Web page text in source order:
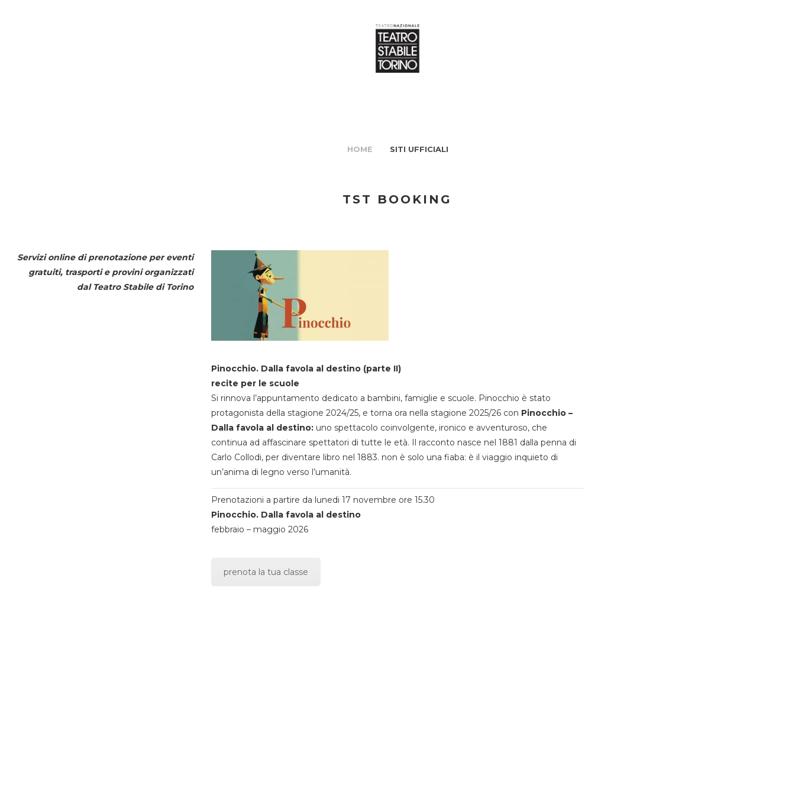
HOME SITI UFFICIALI
TST BOOKING
Servizi online di prenotazione per eventi
gratuiti, trasporti e provini organizzati
dal Teatro Stabile di Torino
Pinocchio. Dalla favola al destino (parte II)
recite per le scuole
Si rinnova l’appuntamento dedicato a bambini, famiglie e scuole. Pinocchio è stato
protagonista della stagione 2024/25, e torna ora nella stagione 2025/26 con Pinocchio –
Dalla favola al destino:uno spettacolo coinvolgente, ironico e avventuroso, che
continua ad affascinare spettatori di tutte le età. Il racconto nasce nel 1881 dalla penna di
Carlo Collodi, per diventare libro nel 1883. non è solo una fiaba: è il viaggio inquieto di
un’anima di legno verso l’umanità.
Prenotazioni a partire da lunedi 17 novembre ore 15.30
Pinocchio. Dalla favola al destino
febbraio – maggio 2026
prenota la tua classe